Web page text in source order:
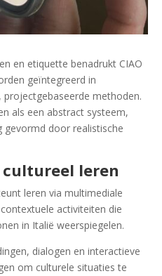
en etiquette benadrukt CIAO
geïntegreerd in
methoden.
als een abstract systeem,
gevormd door realistische
cultureel leren
leren via multimediale
activiteiten die
in Italië weerspiegelen.
dialogen en interactieve
om culturele situaties te